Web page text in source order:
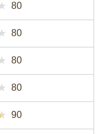
80
80
80
80
90